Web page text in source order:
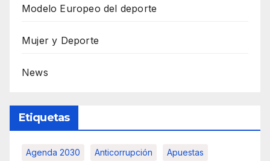
Modelo Europeo del deporte
Mujer y Deporte
News
Etiquetas
Agenda 2030 Anticorrupción Apuestas